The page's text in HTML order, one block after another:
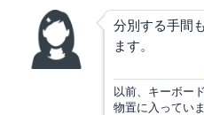
分別する手間
ます。
以前、キーボー
物置に入ってい